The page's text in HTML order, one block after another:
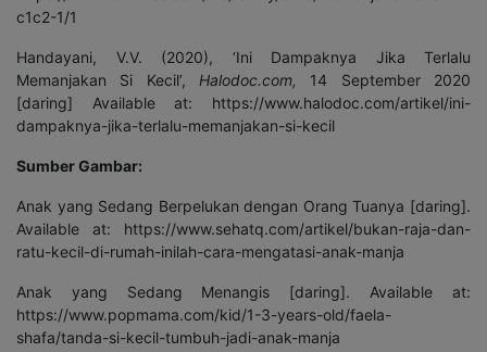
c1c2-1/1
Handayani, V.V. (2020), ‘Ini Dampaknya Jika Terlalu
Memanjakan Si Kecil’, Halodoc.com, 14 September 2020
[daring] Available at: https://www.halodoc.com/artikel/ini-
dampaknya-jika-terlalu-memanjakan-si-kecil
Sumber Gambar:
Anak yang Sedang Berpelukan dengan Orang Tuanya [daring].
Available at: https://www.sehatq.com/artikel/bukan-raja-dan-
ratu-kecil-di-rumah-inilah-cara-mengatasi-anak-manja
Anak yang Sedang Menangis [daring]. Available at:
https://www.popmama.com/kid/1-3-years-old/faela-
shafa/tanda-si-kecil-tumbuh-jadi-anak-manja